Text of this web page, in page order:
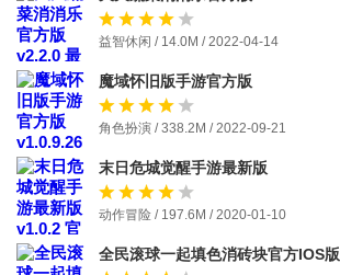
益智休闲 / 14.0M / 2022-04-14
魔域怀旧版手游官方版
角色扮演 / 338.2M / 2022-09-21
末日危城觉醒手游最新版
动作冒险 / 197.6M / 2020-01-10
全民滚球一起填色消砖块官方IOS版